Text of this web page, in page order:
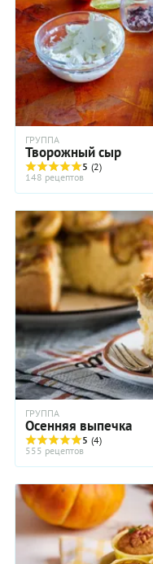
ГРУППА
Творожный сыр
5 (2)
148 рецептов
ГРУППА
Осенняя выпечка
5 (4)
555 рецептов